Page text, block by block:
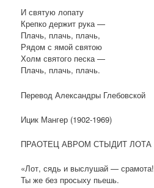
И святую лопату
Крепко держит рука —
Плачь, плачь, плачь,
Рядом с ямой святою
Холм святого песка —
Плачь, плачь, плачь.
Перевод Александры Глебовской
Ицик Мангер (1902-1969)
ПРАОТЕЦ АВРОМ СТЫДИТ ЛОТА
«Лот, сядь и выслушай — срамота!
Ты же без просыху пьешь.